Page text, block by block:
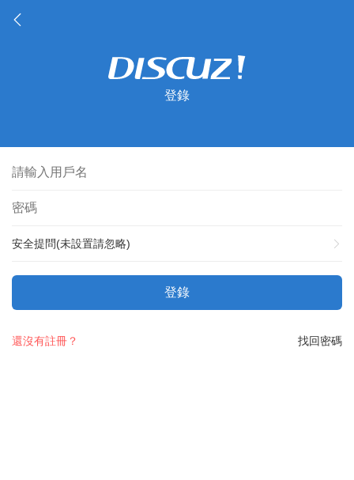
登錄
安全提問(未設置請忽略)
登錄
找回密碼
還沒有註冊？